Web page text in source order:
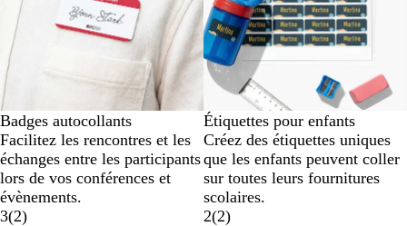
Badges autocollants
Facilitez les rencontres et les
échanges entre les participants
lors de vos conférences et
évènements.
3(2)
Étiquettes pour enfants
Créez des étiquettes uniques
que les enfants peuvent coller
sur toutes leurs fournitures
scolaires.
2(2)